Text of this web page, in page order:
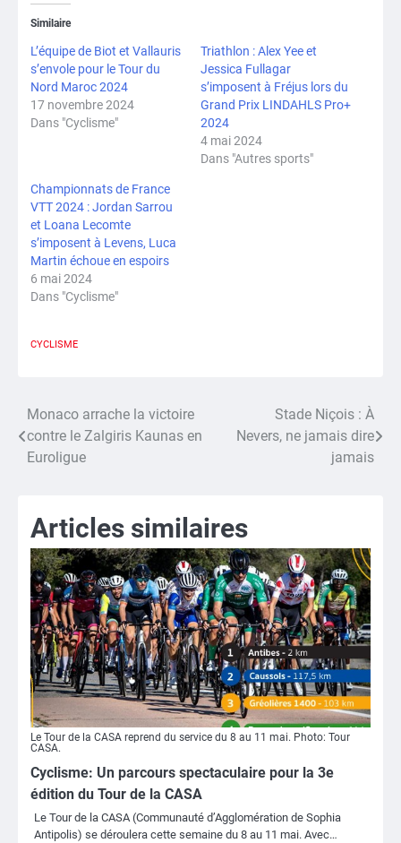
Similaire
L’équipe de Biot et Vallauris
s’envole pour le Tour du
Nord Maroc 2024
17 novembre 2024
Dans "Cyclisme"
Triathlon : Alex Yee et
Jessica Fullagar
s’imposent à Fréjus lors du
Grand Prix LINDAHLS Pro+
2024
4 mai 2024
Dans "Autres sports"
Championnats de France
VTT 2024 : Jordan Sarrou
et Loana Lecomte
s’imposent à Levens, Luca
Martin échoue en espoirs
6 mai 2024
Dans "Cyclisme"
CYCLISME
Navigation
de
Monaco arrache la victoire
contre le Zalgiris Kaunas en
Euroligue
Stade Niçois : À
Nevers, ne jamais dire
jamais
Articles similaires
Le Tour de la CASA reprend du service du 8 au 11 mai. Photo: Tour
CASA.
Cyclisme: Un parcours spectaculaire pour la 3e
édition du Tour de la CASA
Le Tour de la CASA (Communauté d’Agglomération de Sophia
Antipolis) se déroulera cette semaine du 8 au 11 mai. Avec…